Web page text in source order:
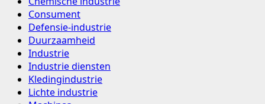
Consument
Defensie-industrie
Duurzaamheid
Industrie
Industrie diensten
Kledingindustrie
Lichte industrie